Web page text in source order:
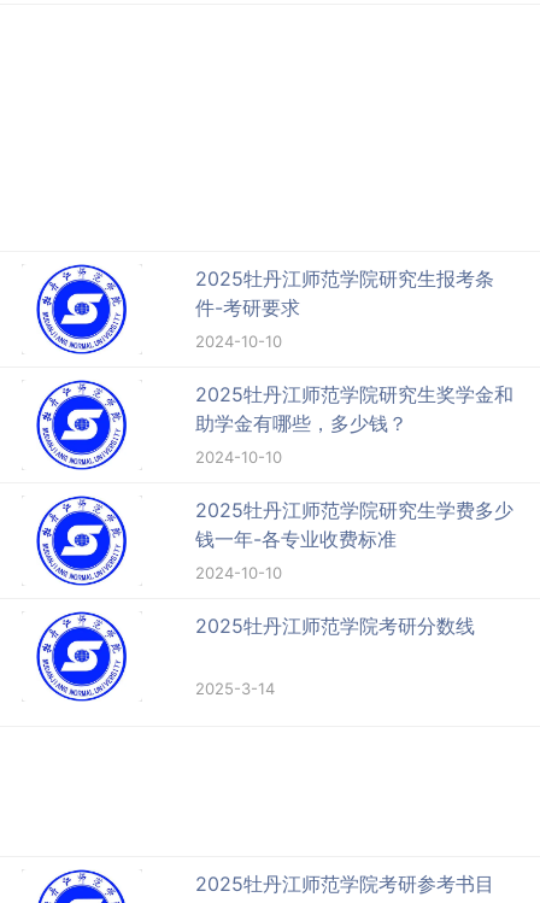
2025牡丹江师范学院研究生报考条
件-考研要求
2024-10-10
2025牡丹江师范学院研究生奖学金和
助学金有哪些，多少钱？
2024-10-10
2025牡丹江师范学院研究生学费多少
钱一年-各专业收费标准
2024-10-10
2025牡丹江师范学院考研分数线
2025-3-14
2025牡丹江师范学院考研参考书目